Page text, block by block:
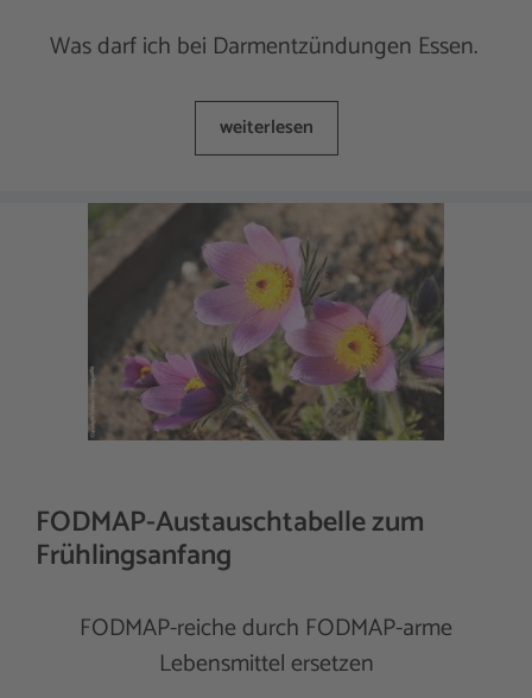
Was darf ich bei Darmentzündungen Essen.
weiterlesen
FODMAP-Austauschtabelle zum
Frühlingsanfang
FODMAP-reiche durch FODMAP-arme
Lebensmittel ersetzen